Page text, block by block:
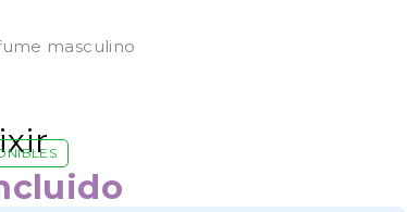
masculino